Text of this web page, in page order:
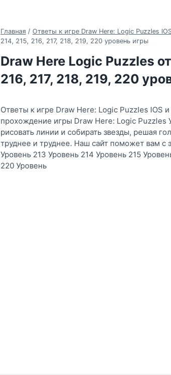
Главная / Ответы к игре Draw Here: Logic Puzzles
214, 215, 216, 217, 218, 219, 220 уровень игры
Draw Here Logic Puzzles
216, 217, 218, 219, 220
Ответы к игре Draw Here: Logic Puzzles IOS
прохождение игры Draw Here: Logic Puzzles
рисовать линии и собирать звезды, решая
труднее и труднее. Наш сайт поможет вам с
Уровень 213 Уровень 214 Уровень 215
220 Уровень